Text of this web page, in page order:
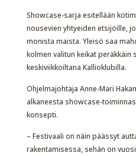
Showcase-sarja esitellään
nousevien yhtyeiden etsijöille,
monista maista. Yleisö saa
kolmen valitun keikat peräkkäin
keskiviikkoiltana Kallioklubilla.
Ohjelmajohtaja Anne-Mari
alkaneesta showcase-
konsepti.
– Festivaali on näin päässyt
rakentamisessa, sehän on